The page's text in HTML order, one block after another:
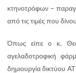
κτηνοτρόφων –
από τις τιμές που
Όπως είπε o κ.
αγελαδοτροφική
δημιουργία δικτύου